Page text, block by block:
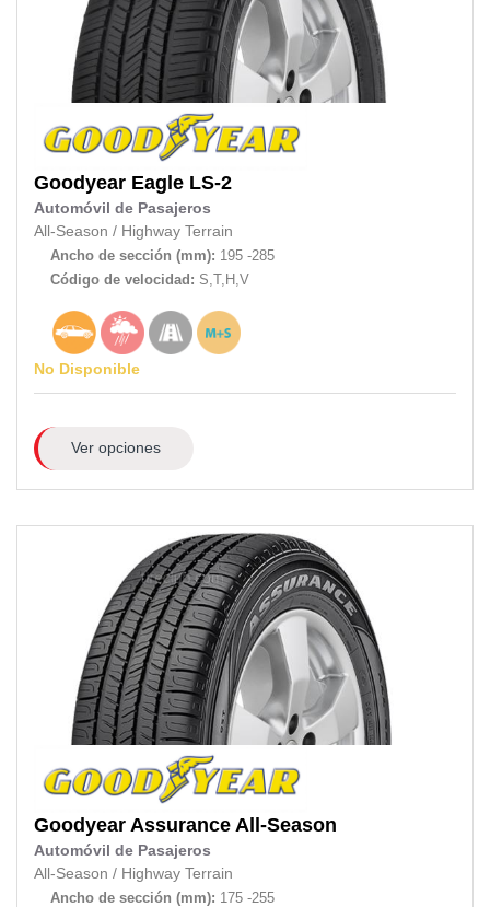
Goodyear Eagle LS-2
Automóvil de Pasajeros
All-Season / Highway Terrain
Ancho de sección (mm): 195 -285
Código de velocidad: S,T,H,V
No Disponible
Ver opciones
Goodyear Assurance All-Season
Automóvil de Pasajeros
All-Season / Highway Terrain
Ancho de sección (mm): 175 -255